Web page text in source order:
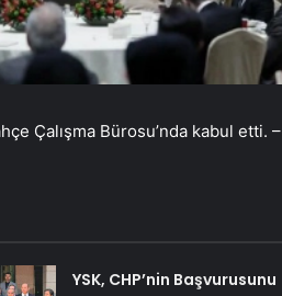
Çalışma Bürosu’nda kabul etti. –
YSK, CHP’nin Başvurusunu